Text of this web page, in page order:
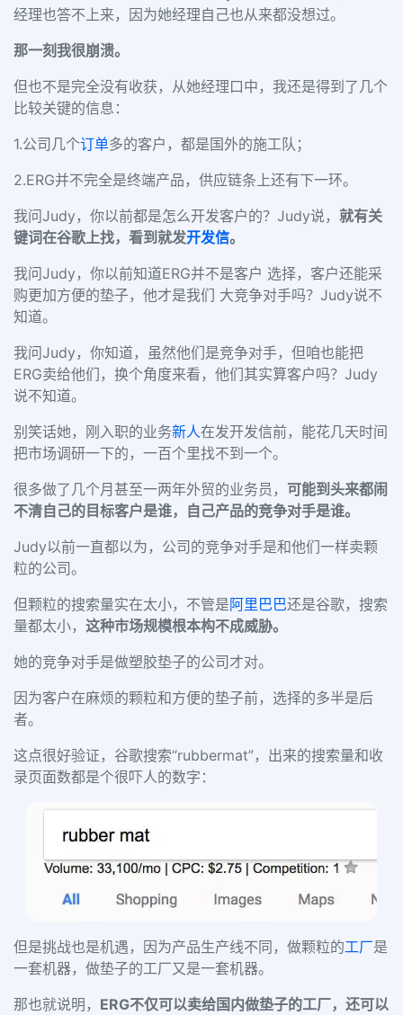
经理也答不上来，因为她经理自己也从来都没想过。
那一刻我很崩溃。
但也不是完全没有收获，从她经理口中，我还是得到了几个
比较关键的信息：
1.公司几个订单多的客户，都是国外的施工队；
2.ERG并不完全是终端产品，供应链条上还有下一环。
我问Judy，你以前都是怎么开发客户的？Judy说， 就有关
键词在谷歌上找，看到就发开发信。
我问Judy，你以前知道ERG并不是客户 选择，客户还能采
购更加方便的垫子，他才是我们 大竞争对手吗？Judy说不
知道。
我问Judy，你知道，虽然他们是竞争对手，但咱也能把
ERG卖给他们，换个角度来看，他们其实算客户吗？Judy
说不知道。
别笑话她，刚入职的业务新人在发开发信前，能花几天时间
把市场调研一下的，一百个里找不到一个。
很多做了几个月甚至一两年外贸的业务员 ， 可能到头来都闹
不清自己的目标客户是谁，自己产品的竞争对手是谁。
Judy以前一直都以为，公司的竞争对手是和他们一样卖颗
粒的公司。
但颗粒的搜索量实在太小，不管是阿里巴巴还是谷歌，搜索
量都太小， 这种市场规模根本构不成威胁。
她的竞争对手是做塑胶垫子的公司才对。
因为客户在麻烦的颗粒和方便的垫子前，选择的多半是后
者。
这点很好验证，谷歌搜索“rubbermat”，出来的搜索量和收
录页面数都是个很吓人的数字：
但是挑战也是机遇，因为产品生产线不同，做颗粒的工厂是
一套机器，做垫子的工厂又是一套机器。
那也就说明， ERG不仅可以卖给国内做垫子的工厂，还可以